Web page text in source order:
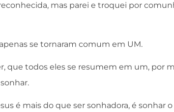
mas parei e troquei por
se tornaram comum em UM.
que todos eles se resumem em um, por
é mais do que ser sonhadora, é sonhar o